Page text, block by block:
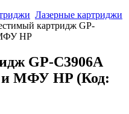
Лазерные картриджи
картридж GP-
HP
GP-C3906A
и МФУ HP (Код: